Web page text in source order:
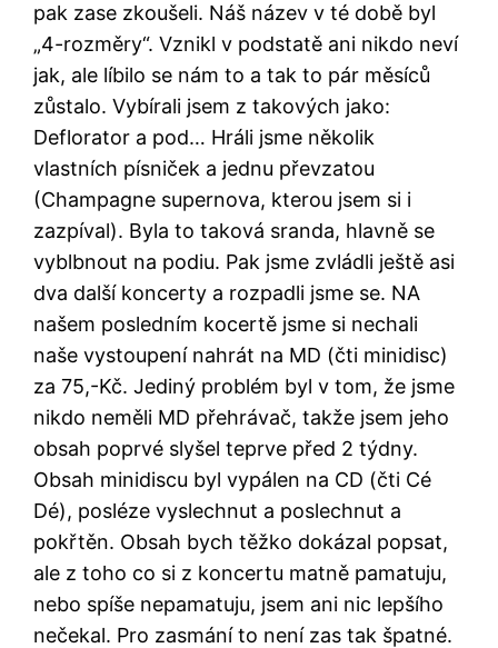
pak zase zkoušeli. Náš název v té době byl
„4-rozměry“. Vznikl v podstatě ani nikdo neví
jak, ale líbilo se nám to a tak to pár měsíců
zůstalo. Vybírali jsem z takových jako:
Deflorator a pod… Hráli jsme několik
vlastních písniček a jednu převzatou
(Champagne supernova, kterou jsem si i
zazpíval). Byla to taková sranda, hlavně se
vyblbnout na podiu. Pak jsme zvládli ještě asi
dva další koncerty a rozpadli jsme se. NA
našem posledním kocertě jsme si nechali
naše vystoupení nahrát na MD (čti minidisc)
za 75,-Kč. Jediný problém byl v tom, že jsme
nikdo neměli MD přehrávač, takže jsem jeho
obsah poprvé slyšel teprve před 2 týdny.
Obsah minidiscu byl vypálen na CD (čti Cé
Dé), posléze vyslechnut a poslechnut a
pokřtěn. Obsah bych těžko dokázal popsat,
ale z toho co si z koncertu matně pamatuju,
nebo spíše nepamatuju, jsem ani nic lepšího
nečekal. Pro zasmání to není zas tak špatné.